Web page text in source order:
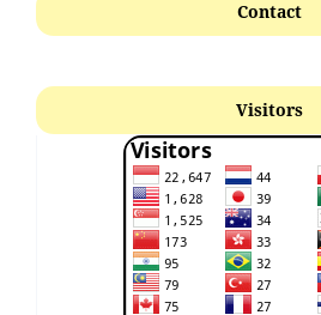
Contact
Visitors